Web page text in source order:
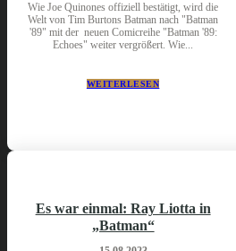
Wie Joe Quinones offiziell bestätigt, wird die
Welt von Tim Burtons Batman nach "Batman
'89" mit der neuen Comicreihe "Batman '89:
Echoes" weiter vergrößert. Wie...
WEITERLESEN
Es war einmal: Ray Liotta in
„Batman“